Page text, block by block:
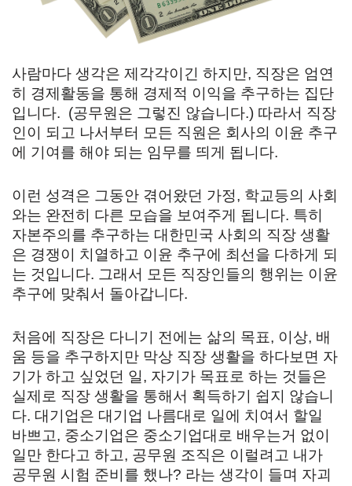
사람마다 생각은 제각각이긴 하지만, 직장은 엄연
히 경제활동을 통해 경제적 이익을 추구하는 집단
입니다. (공무원은 그렇진 않습니다.) 따라서 직장
인이 되고 나서부터 모든 직원은 회사의 이윤 추구
에 기여를 해야 되는 임무를 띄게 됩니다.
이런 성격은 그동안 겪어왔던 가정, 학교등의 사회
와는 완전히 다른 모습을 보여주게 됩니다. 특히
자본주의를 추구하는 대한민국 사회의 직장 생활
은 경쟁이 치열하고 이윤 추구에 최선을 다하게 되
는 것입니다. 그래서 모든 직장인들의 행위는 이윤
추구에 맞춰서 돌아갑니다.
처음에 직장은 다니기 전에는 삶의 목표, 이상, 배
움 등을 추구하지만 막상 직장 생활을 하다보면 자
기가 하고 싶었던 일, 자기가 목표로 하는 것들은
실제로 직장 생활을 통해서 획득하기 쉽지 않습니
다. 대기업은 대기업 나름대로 일에 치여서 할일
바쁘고, 중소기업은 중소기업대로 배우는거 없이
일만 한다고 하고, 공무원 조직은 이럴려고 내가
공무원 시험 준비를 했나? 라는 생각이 들며 자괴